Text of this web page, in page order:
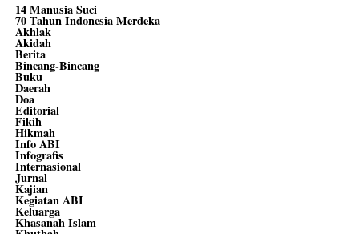
14 Manusia Suci
70 Tahun Indonesia Merdeka
Akhlak
Akidah
Berita
Bincang-Bincang
Buku
Daerah
Doa
Editorial
Fikih
Hikmah
Info ABI
Infografis
Internasional
Jurnal
Kajian
Kegiatan ABI
Keluarga
Khasanah Islam